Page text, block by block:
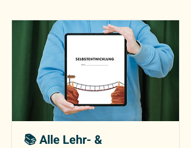
📚 Alle Lehr- &